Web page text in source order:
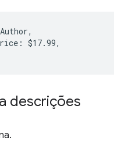
$17.99,
descrições